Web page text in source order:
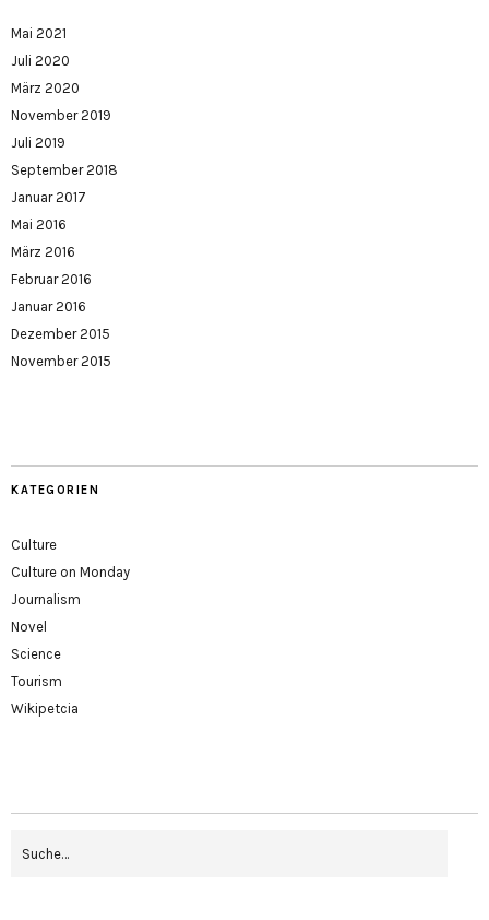
Mai 2021
Juli 2020
März 2020
November 2019
Juli 2019
September 2018
Januar 2017
Mai 2016
März 2016
Februar 2016
Januar 2016
Dezember 2015
November 2015
KATEGORIEN
Culture
Culture on Monday
Journalism
Novel
Science
Tourism
Wikipetcia